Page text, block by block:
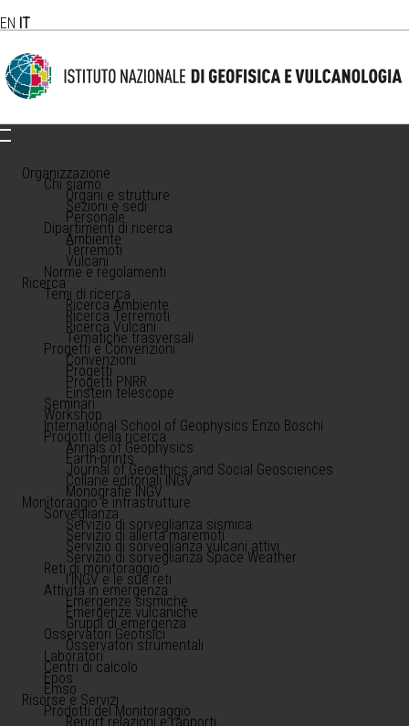
EN IT
Organizzazione
Chi siamo
Organi e strutture
Sezioni e sedi
Personale
Dipartimenti di ricerca
Ambiente
Terremoti
Vulcani
Norme e regolamenti
Ricerca
Temi di ricerca
Ricerca Ambiente
Ricerca Terremoti
Ricerca Vulcani
Tematiche trasversali
Progetti e Convenzioni
Convenzioni
Progetti
Progetti PNRR
Einstein telescope
Seminari
Workshop
International School of Geophysics Enzo Boschi
Prodotti della ricerca
Annals of Geophysics
Earth-prints
Journal of Geoethics and Social Geosciences
Collane editoriali INGV
Monografie INGV
Monitoraggio e infrastrutture
Sorveglianza
Servizio di sorveglianza sismica
Servizio di allerta maremoti
Servizio di sorveglianza vulcani attivi
Servizio di sorveglianza Space Weather
Reti di monitoraggio
l'INGV e le sue reti
Attività in emergenza
Emergenze sismiche
Emergenze vulcaniche
Gruppi di emergenza
Osservatori Geofisici
Osservatori strumentali
Laboratori
Centri di calcolo
Epos
Emso
Risorse e Servizi
Prodotti del Monitoraggio
Report relazioni e rapporti